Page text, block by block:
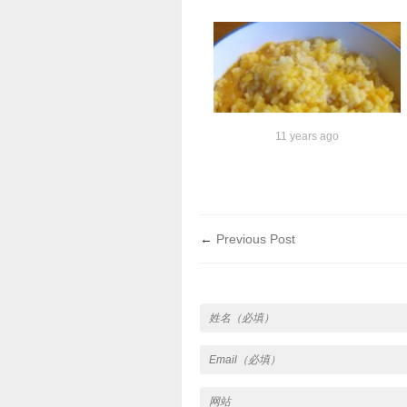
11 years ago
← Previous Post